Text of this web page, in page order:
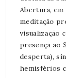
Abertura, em
meditação
visualização
presença ao
desperta),
hemisférios